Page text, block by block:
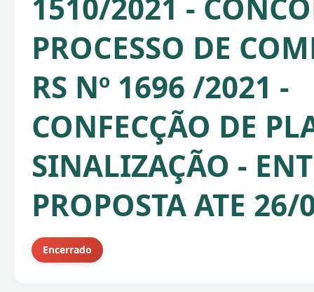
1510/2021 -
PROCESSO DE
RS Nº 1696 /2021 -
CONFECÇÃO DE
SINALIZAÇÃO -
PROPOSTA ATE
Encerrado